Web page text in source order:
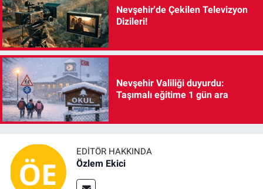
Nevşehir'de Çekilen Televizyon
Dizileri!
Nevşehir Valiliği duyurdu:
Taşımalı eğitime 1 gün ara
EDITÖR HAKKINDA
Özlem Ekici